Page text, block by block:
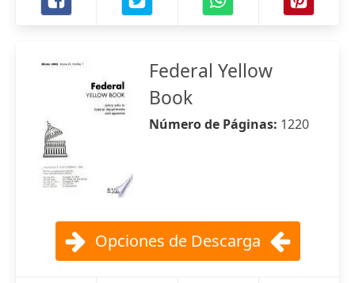
Federal Yellow
Book
Número de Páginas: 1220
Opciones de Descarga